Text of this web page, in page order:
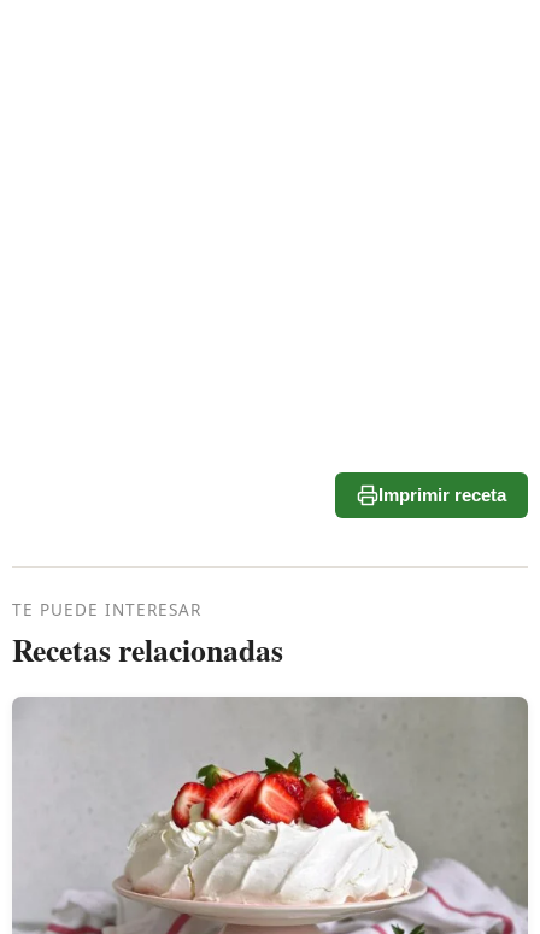
Imprimir receta
TE PUEDE INTERESAR
Recetas relacionadas